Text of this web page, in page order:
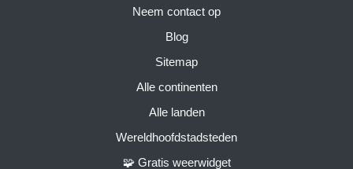
Neem contact op
Blog
Sitemap
Alle continenten
Alle landen
Wereldhoofdstadsteden
🧩 Gratis weerwidget